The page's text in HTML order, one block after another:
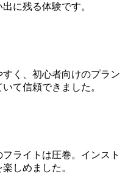
に残る体験です。
く、初心者向けのプラン
て信頼できました。
ライトは圧巻。インスト
しめました。